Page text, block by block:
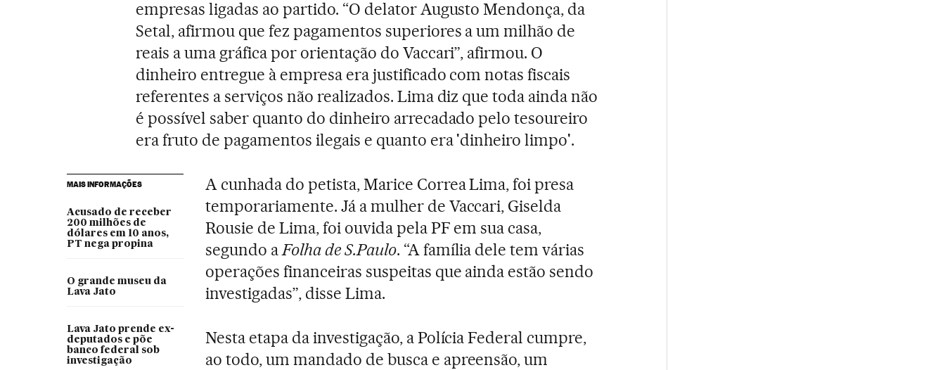
empresas ligadas ao partido. “O delator Augusto Mendonça, da
Setal, afirmou que fez pagamentos superiores a um milhão de
reais a uma gráfica por orientação do Vaccari”, afirmou. O
dinheiro entregue à empresa era justificado com notas fiscais
referentes a serviços não realizados. Lima diz que toda ainda não
é possível saber quanto do dinheiro arrecadado pelo tesoureiro
era fruto de pagamentos ilegais e quanto era 'dinheiro limpo'.
MAIS INFORMAÇÕES
Acusado de receber
200 milhões de
dólares em 10 anos,
PT nega propina
O grande museu da
Lava Jato
Lava Jato prende ex-
deputados e põe
banco federal sob
investigação
A cunhada do petista, Marice Correa Lima, foi presa
temporariamente. Já a mulher de Vaccari, Giselda
Rousie de Lima, foi ouvida pela PF em sua casa,
segundo aFolha de S.Paulo. “A família dele tem várias
operações financeiras suspeitas que ainda estão sendo
investigadas”, disse Lima.
Nesta etapa da investigação, a Polícia Federal cumpre,
ao todo, um mandado de busca e apreensão, um